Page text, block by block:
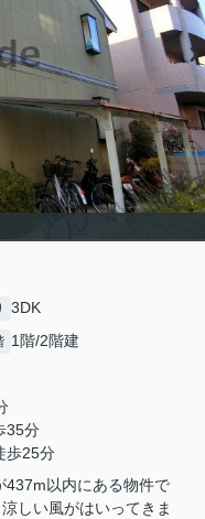
3DK
1階/2階建
35分
歩25分
437m以内にある物件で
しい風がはいってきま